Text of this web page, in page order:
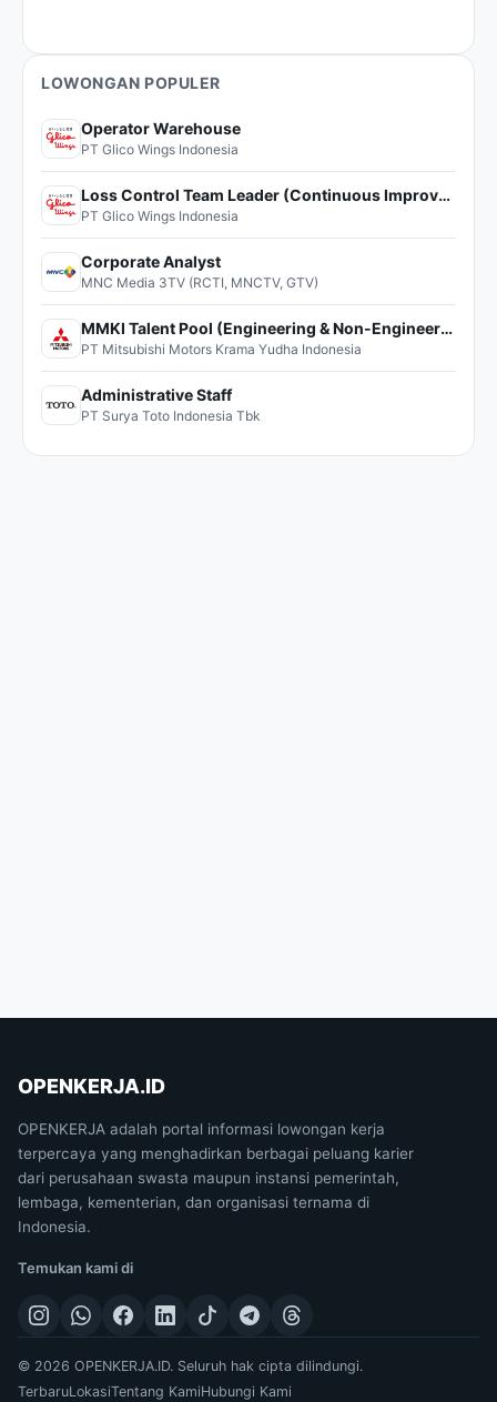
LOWONGAN POPULER
Operator Warehouse
PT Glico Wings Indonesia
Loss Control Team Leader (Continuous Improvement)
PT Glico Wings Indonesia
Corporate Analyst
MNC Media 3TV (RCTI, MNCTV, GTV)
MMKI Talent Pool (Engineering & Non-Engineering)
PT Mitsubishi Motors Krama Yudha Indonesia
Administrative Staff
PT Surya Toto Indonesia Tbk
OPENKERJA.ID
OPENKERJA adalah portal informasi lowongan kerja
terpercaya yang menghadirkan berbagai peluang karier
dari perusahaan swasta maupun instansi pemerintah,
lembaga, kementerian, dan organisasi ternama di
Indonesia.
Temukan kami di
© 2026 OPENKERJA.ID. Seluruh hak cipta dilindungi.
TerbaruLokasiTentang KamiHubungi Kami